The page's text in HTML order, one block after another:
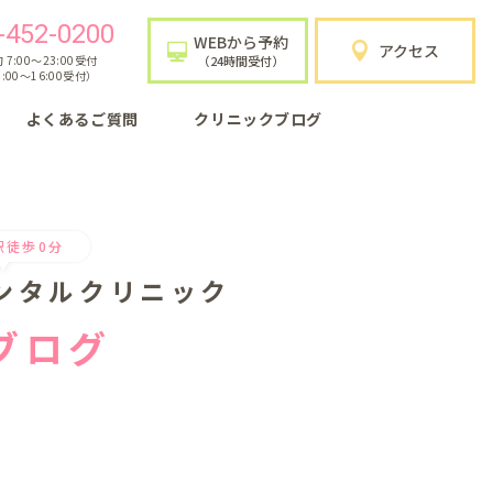
0200
7:00〜23:00受付
〜16:00受付）
WEBから予約
（24時間受付） アクセス
よくあるご質問 クリニックブログ
徒歩0分
タルクリニック
ログ